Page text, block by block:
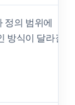
정의 범위에
방식이 달라질